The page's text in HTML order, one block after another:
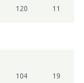
120 11
104 19